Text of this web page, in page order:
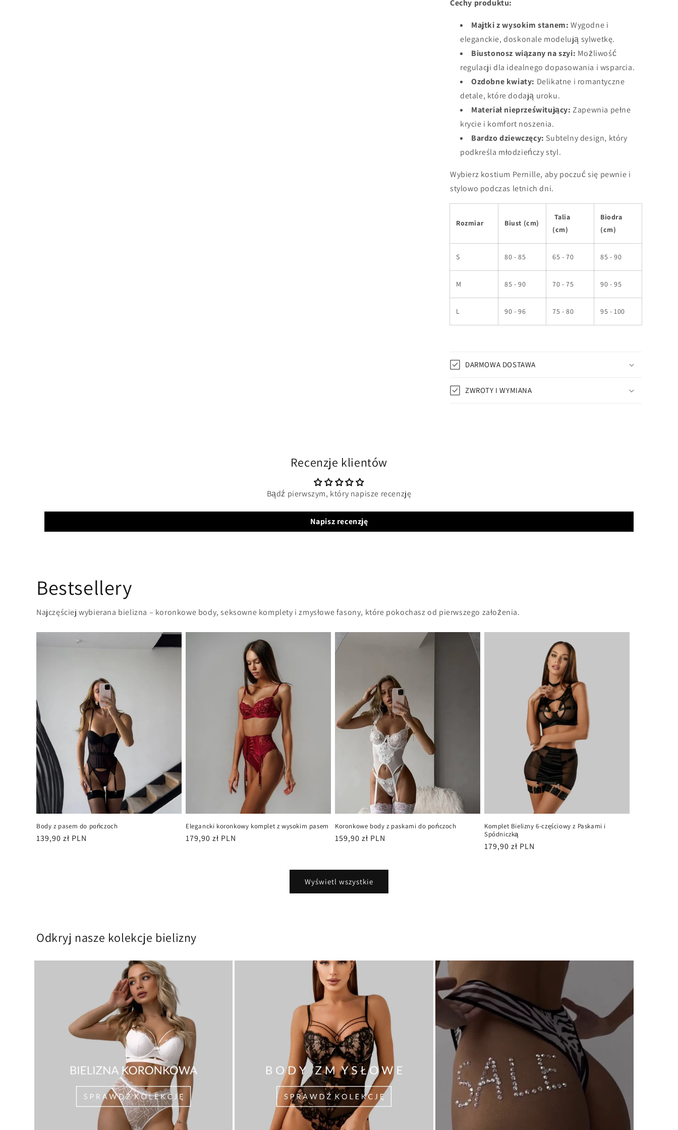
Cechy produktu:
Majtki z wysokim stanem: Wygodne i
eleganckie, doskonale modelują sylwetkę.
Biustonosz wiązany na szyi: Możliwość
regulacji dla idealnego dopasowania i wsparcia.
Ozdobne kwiaty: Delikatne i romantyczne
detale, które dodają uroku.
Materiał nieprześwitujący: Zapewnia pełne
krycie i komfort noszenia.
Bardzo dziewczęcy: Subtelny design, który
podkreśla młodzieńczy styl.
Wybierz kostium Pernille, aby poczuć się pewnie i
stylowo podczas letnich dni.
Rozmiar Biust (cm)
Talia
(cm)
Biodra
(cm)
S 80 - 85 65 - 70 85 - 90
M 85 - 90 70 - 75 90 - 95
L 90 - 96 75 - 80 95 - 100
DARMOWA DOSTAWA
ZWROTY I WYMIANA
Recenzje klientów
Bądź pierwszym, który napisze recenzję
Napisz recenzję
Bestsellery
Najczęściej wybierana bielizna – koronkowe body, seksowne komplety i zmysłowe fasony, które pokochasz od pierwszego założenia.
Body z pasem do pończoch
Cena
139,90 zł PLN
Elegancki koronkowy komplet z wysokim pasem
Cena
179,90 zł PLN
Koronkowe body z paskami do pończoch
Cena
159,90 zł PLN
Komplet Bielizny 6-częściowy z Paskami i
Spódniczką
Cena
179,90 zł PLN
Wyświetl wszystkie
Odkryj nasze kolekcje bielizny